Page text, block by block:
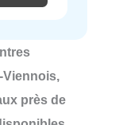
Viennois,
près de